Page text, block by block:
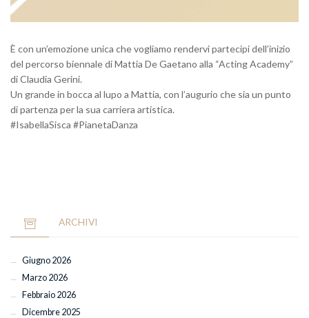
È con un’emozione unica che vogliamo rendervi partecipi dell’inizio
del percorso biennale di Mattia De Gaetano alla “Acting Academy”
di Claudia Gerini.
Un grande in bocca al lupo a Mattia, con l’augurio che sia un punto
di partenza per la sua carriera artistica.
#IsabellaSisca #PianetaDanza
ARCHIVI
Giugno 2026
Marzo 2026
Febbraio 2026
Dicembre 2025